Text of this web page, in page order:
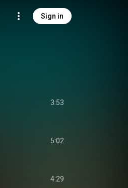
Sign in
3:53
5:02
4:29